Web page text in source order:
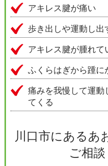
アキレス腱が痛い
歩き出しや運動し出
アキレス腱が腫れて
ふくらはぎから踵に
痛みを我慢して運動
てくる
川口市にあるあ
ご相